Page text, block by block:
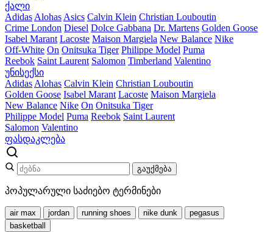
ქალი
Adidas Alohas Asics Calvin Klein Christian Louboutin
Crime London Diesel Dolce Gabbana Dr. Martens Golden Goose
Isabel Marant Lacoste Maison Margiela New Balance Nike
Off-White On Onitsuka Tiger Philippe Model Puma
Reebok Saint Laurent Salomon Timberland Valentino
უნისექსი
Adidas Alohas Calvin Klein Christian Louboutin
Golden Goose Isabel Marant Lacoste Maison Margiela
New Balance Nike On Onitsuka Tiger
Philippe Model Puma Reebok Saint Laurent
Salomon Valentino
ფასდაკლება
გაუქმება
პოპულარული საძიებო ტერმინები
air max jordan running shoes nike dunk
pegasus
basketball